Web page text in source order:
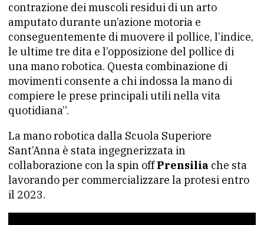
contrazione dei muscoli residui di un arto
amputato durante un’azione motoria e
conseguentemente di muovere il pollice, l’indice,
le ultime tre dita e l’opposizione del pollice di
una mano robotica. Questa combinazione di
movimenti consente a chi indossa la mano di
compiere le prese principali utili nella vita
quotidiana”.
La mano robotica dalla Scuola Superiore
Sant’Anna è stata ingegnerizzata in
collaborazione con la spin offPrensilia che sta
lavorando per commercializzare la protesi entro
il 2023.